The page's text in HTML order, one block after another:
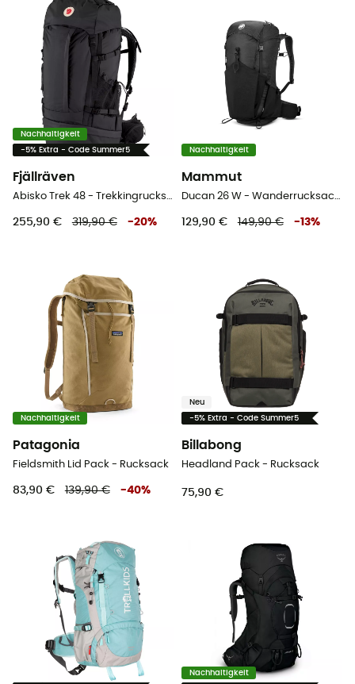
Nachhaltigkeit
-5% Extra - Code Summer5
Fjällräven
Abisko Trek 48 - Trekkingrucksack
255,90 € 319,90 € -20%
Nachhaltigkeit
Mammut
Ducan 26 W - Wanderrucksack - Damen
129,90 € 149,90 € -13%
Nachhaltigkeit
Patagonia
Fieldsmith Lid Pack - Rucksack
83,90 € 139,90 € -40%
Neu
-5% Extra - Code Summer5
Billabong
Headland Pack - Rucksack
75,90 €
Nachhaltigkeit